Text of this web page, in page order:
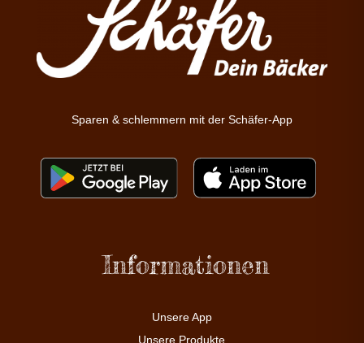
Sparen & schlemmern mit der Schäfer-App
Informationen
Unsere App
Unsere Produkte